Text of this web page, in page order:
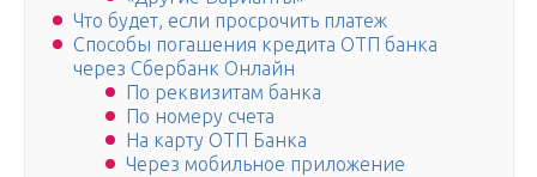
Что будет, если просрочить платеж
Способы погашения кредита ОТП банка
через Сбербанк Онлайн
По реквизитам банка
По номеру счета
На карту ОТП Банка
Через мобильное приложение